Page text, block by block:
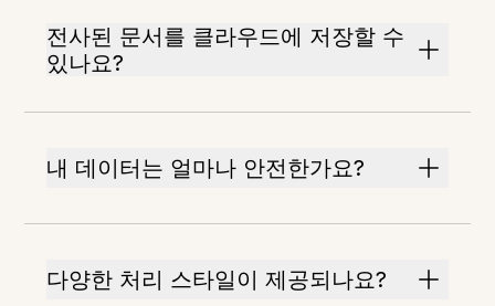
전사된 문서를 클라우드에 저장할 수
있나요?
내 데이터는 얼마나 안전한가요?
다양한 처리 스타일이 제공되나요?